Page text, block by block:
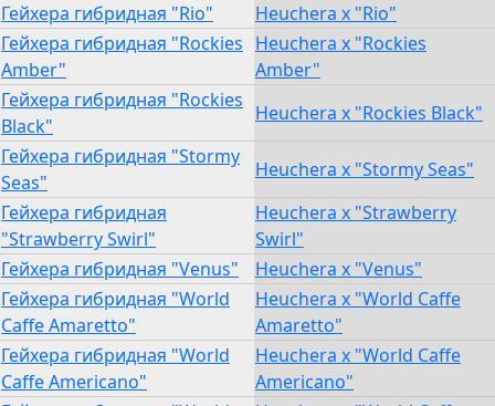
Гейхера гибридная "Rio"
Heuchera x "Rio"
Гейхера гибридная "Rockies
Amber"
Heuchera x "Rockies
Amber"
Гейхера гибридная "Rockies
Black"
Heuchera x "Rockies Black"
Гейхера гибридная "Stormy
Seas"
Heuchera x "Stormy Seas"
Гейхера гибридная
"Strawberry Swirl"
Heuchera x "Strawberry
Swirl"
Гейхера гибридная "Venus"
Heuchera x "Venus"
Гейхера гибридная "World
Caffe Amaretto"
Heuchera x "World Caffe
Amaretto"
Гейхера гибридная "World
Caffe Americano"
Heuchera x "World Caffe
Americano"